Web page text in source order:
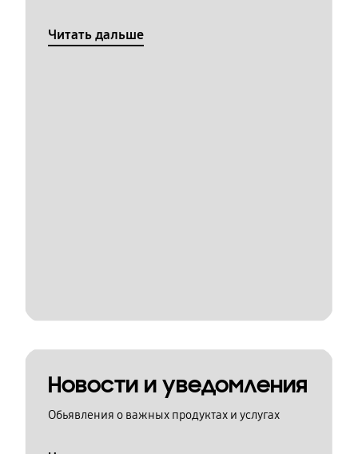
Читать дальше
Новости и уведомления
Обьявления о важных продуктах и услугах